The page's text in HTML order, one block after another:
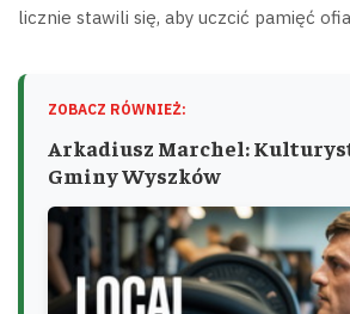
licznie stawili się, aby uczcić pamięć
ZOBACZ RÓWNIEŻ:
Arkadiusz Marchel:
Gminy Wyszków